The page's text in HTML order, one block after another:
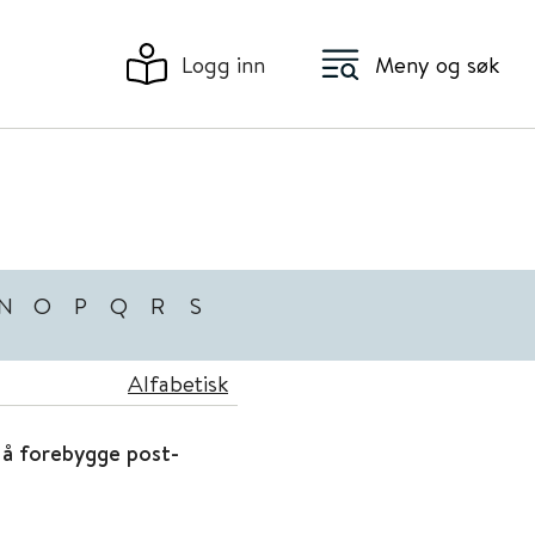
Logg inn Meny og søk
O P Q R S
Alfabetisk
forebygge post-